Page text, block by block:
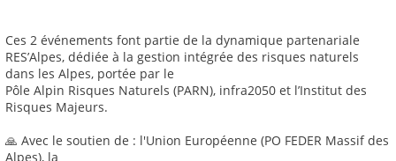
Ces 2 événements font partie de la dynamique partenariale
RES’Alpes, dédiée à la gestion intégrée des risques naturels
dans les Alpes, portée par le
Pôle Alpin Risques Naturels (PARN), infra2050 et l’Institut des
Risques Majeurs.
🙏 Avec le soutien de : l'Union Européenne (PO FEDER Massif des
Alpes), la